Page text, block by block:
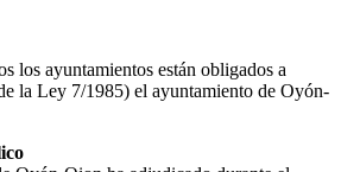
los ayuntamientos están obligados a
la Ley 7/1985) el ayuntamiento de Oyón-